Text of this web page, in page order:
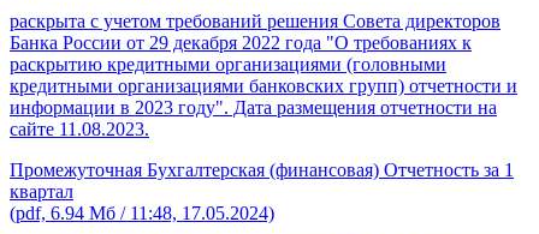
раскрыта с учетом требований решения Совета директоров
Банка России от 29 декабря 2022 года "О требованиях к
раскрытию кредитными организациями (головными
кредитными организациями банковских групп) отчетности и
информации в 2023 году". Дата размещения отчетности на
сайте 11.08.2023.
Промежуточная Бухгалтерская (финансовая) Отчетность за 1
квартал
(pdf, 6.94 Мб / 11:48, 17.05.2024)